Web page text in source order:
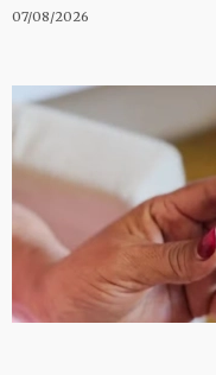
07/08/2026